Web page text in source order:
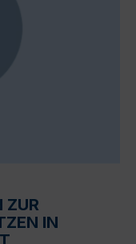
ZUR
IN